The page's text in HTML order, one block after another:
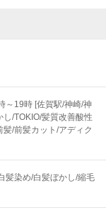
19時 [佐賀駅/神崎/神
/TOKIO/髪質改善酸性
/前髪カット/アディク
髪染め/白髪ぼかし/縮毛